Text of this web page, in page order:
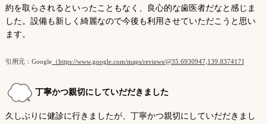
約を取らされるといったこともなく、良心的な歯医者だなと感じま
した。設備も新しく綺麗なので今後も利用させていただこうと思い
ます。
引用元：Google（https://www.google.com/maps/reviews/
丁寧かつ親切にしていだだきました
久しぶりに健診に行きましたが、丁寧かつ親切にしていだだきまし